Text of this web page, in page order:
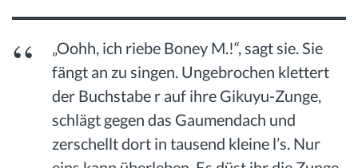
„Oohh, ich riebe Boney M.!“, sagt sie. Sie
fängt an zu singen. Ungebrochen klettert
der Buchstabe r auf ihre Gikuyu-Zunge,
schlägt gegen das Gaumendach und
zerschellt dort in tausend kleine l’s. Nur